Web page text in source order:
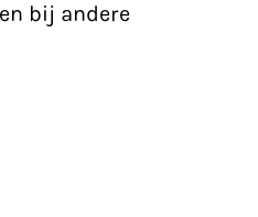
bij andere